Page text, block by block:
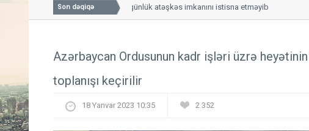
Son dəqiqə
Bessent İranla 60 günlük atəşkəs imkanını istisna etməyib
Azərbaycan Ordusunun kadr işləri üzrə
toplanışı keçirilir
18 Yanvar 2023 10:35 2 352